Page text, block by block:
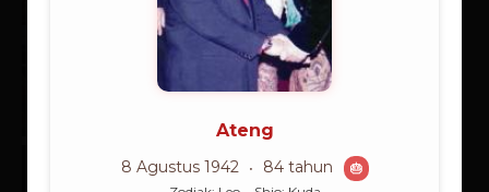
Spanyol Juara, Messi Mati Kutu:
Kemenangan Eksistensial
Sepakbola
Rangkuman Sintesis: Supranalar
Melangitkan Logika